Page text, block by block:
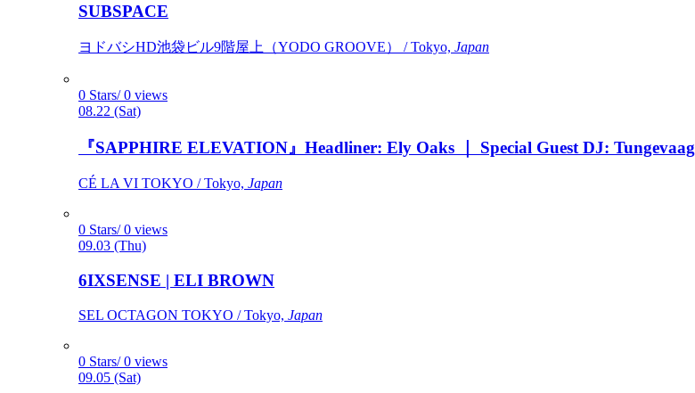
SUBSPACE
ヨドバシHD池袋ビル9階屋上（YODO GROOVE） / Tokyo, Japan
0 Stars/ 0 views
08.22 (Sat)
『SAPPHIRE ELEVATION』Headliner: Ely Oaks ｜ Special Guest DJ: Tungevaag
CÉ LA VI TOKYO / Tokyo, Japan
0 Stars/ 0 views
09.03 (Thu)
6IXSENSE | ELI BROWN
SEL OCTAGON TOKYO / Tokyo, Japan
0 Stars/ 0 views
09.05 (Sat)